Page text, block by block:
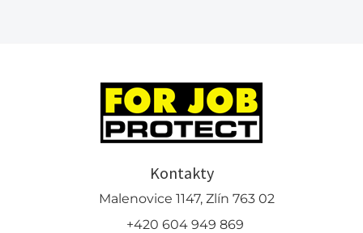
Kontakty
Malenovice 1147, Zlín 763 02
+420 604 949 869